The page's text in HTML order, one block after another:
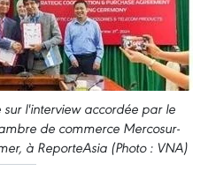
l'interview accordée par le
de commerce Mercosur-
à ReporteAsia (Photo : VNA)